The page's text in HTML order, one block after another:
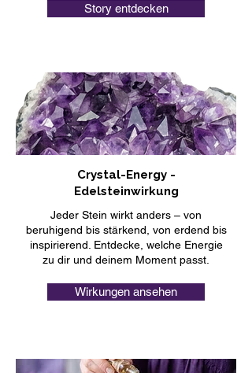
Story entdecken
Crystal-Energy -
Edelsteinwirkung
Jeder Stein wirkt anders – von
beruhigend bis stärkend, von erdend bis
inspirierend. Entdecke, welche Energie
zu dir und deinem Moment passt.
Wirkungen ansehen